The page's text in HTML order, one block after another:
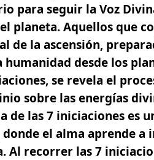
para seguir la Voz
planeta. Aquellos que
de la ascensión,
humanidad desde los
, se revela el
sobre las energías
de las7 iniciacioneses
el alma aprende
Al recorrer las7